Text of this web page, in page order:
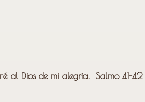
al Dios de mi alegría. Salmo 41-42